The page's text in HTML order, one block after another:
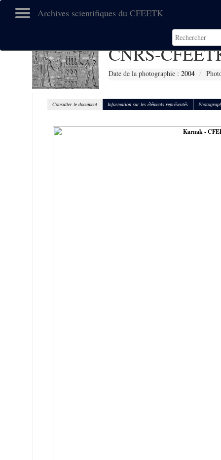
Archives scientifiques du CFEETK
CNRS-
Date de la photographie : 2004
Consulter le document Information sur les éléments représentés